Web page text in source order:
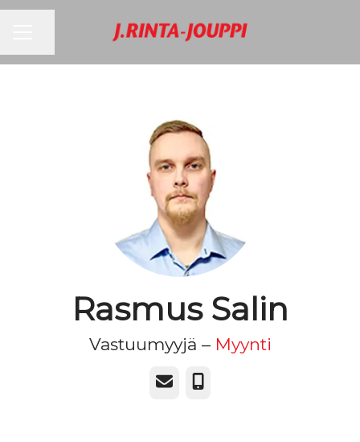
Rasmus Salin
Vastuumyyjä – Myynti
Sähköposti
Puhelin